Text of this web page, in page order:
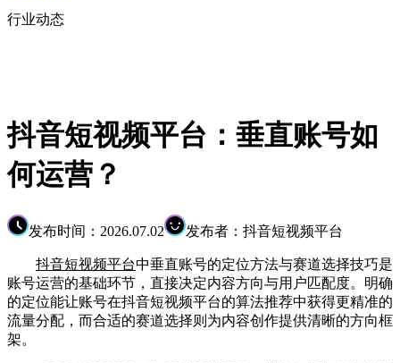
行业动态
抖音短视频平台：垂直账号如
何运营？
发布时间：2026.07.02 发布者：抖音短视频平台
抖音短视频平台中垂直账号的定位方法与赛道选择技巧是
账号运营的基础环节，直接决定内容方向与用户匹配度。明确
的定位能让账号在抖音短视频平台的算法推荐中获得更精准的
流量分配，而合适的赛道选择则为内容创作提供清晰的方向框
架。